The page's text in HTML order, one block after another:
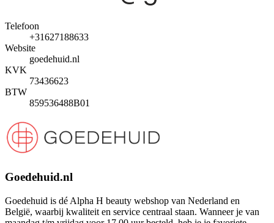
Telefoon
+31627188633
Website
goedehuid.nl
KVK
73436623
BTW
859536488B01
Goedehuid.nl
Goedehuid is dé Alpha H beauty webshop van Nederland en
België, waarbij kwaliteit en service centraal staan. Wanneer je van